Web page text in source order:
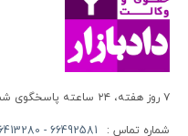
۷ روز هفته، ۲۴ ساعته پاسخگوی شما هستیم
شماره تماس : 66492581 - 66413280 (021)